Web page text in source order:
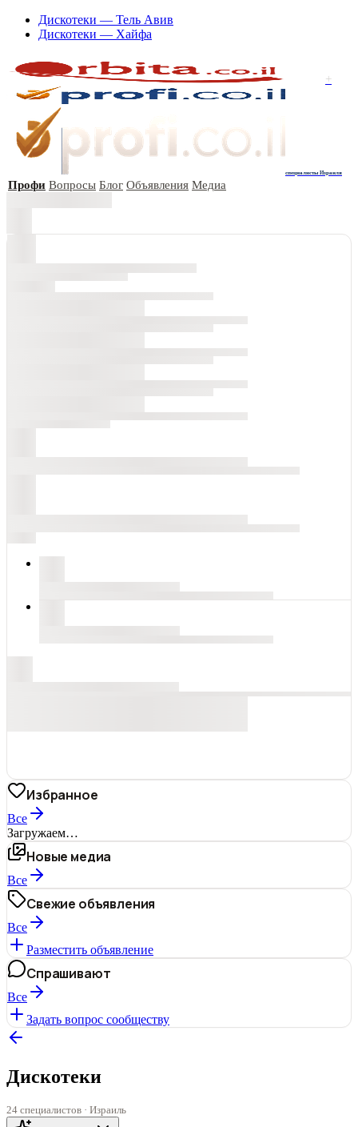
Дискотеки — Тель Авив
Дискотеки — Хайфа
+
специалисты Израиля
Профи Вопросы Блог Объявления Медиа
Избранное
Все
Загружаем…
Новые медиа
Все
Свежие объявления
Все
Разместить объявление
Спрашивают
Все
Задать вопрос сообществу
Дискотеки
24 специалистов · Израиль